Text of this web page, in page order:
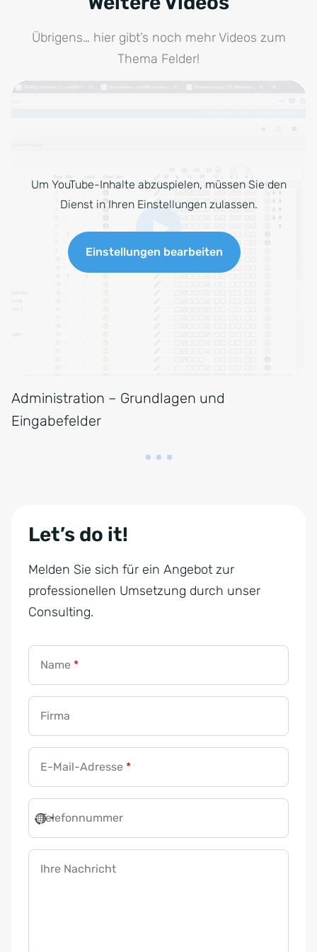
Übrigens… hier gibt’s noch mehr Videos zum
Thema Felder!
Um YouTube-Inhalte abzuspielen, müssen Sie den
Dienst in Ihren Einstellungen zulassen.
Einstellungen bearbeiten
Administration – Grundlagen und
Eingabefelder
Let’s do it!
Melden Sie sich für ein Angebot zur
professionellen Umsetzung durch unser
Consulting.
Name *
Firma
E-Mail-Adresse *
Telefonnummer
Ihre Nachricht